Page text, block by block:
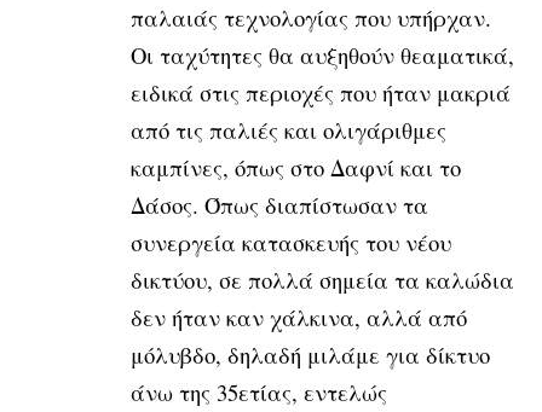
παλαιάς τεχνολογίας που υπήρχαν.
Οι ταχύτητες θα αυξηθούν θεαματικά,
ειδικά στις περιοχές που ήταν μακριά
από τις παλιές και ολιγάριθμες
καμπίνες, όπως στο Δαφνί και το
Δάσος. Όπως διαπίστωσαν τα
συνεργεία κατασκευής του νέου
δικτύου, σε πολλά σημεία τα καλώδια
δεν ήταν καν χάλκινα, αλλά από
μόλυβδο, δηλαδή μιλάμε για δίκτυο
άνω της 35ετίας, εντελώς